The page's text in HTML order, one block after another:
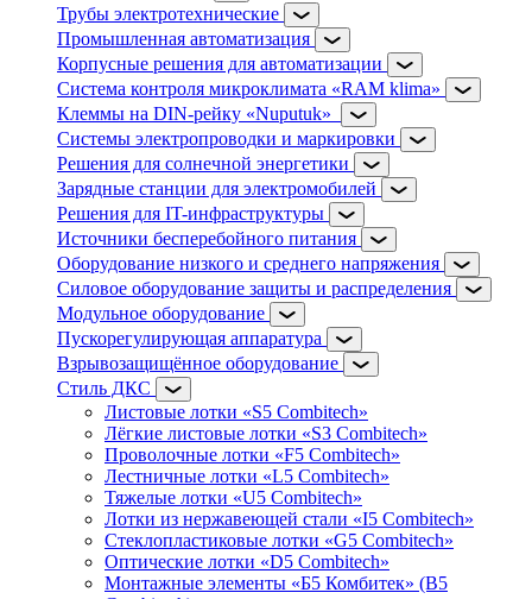
Трубы электротехнические
Промышленная автоматизация
Корпусные решения для автоматизации
Система контроля микроклимата «RAM klima»
Клеммы на DIN-рейку «Nuputuk»
Системы электропроводки и маркировки
Решения для солнечной энергетики
Зарядные станции для электромобилей
Решения для IT-инфраструктуры
Источники бесперебойного питания
Оборудование низкого и среднего напряжения
Силовое оборудование защиты и распределения
Модульное оборудование
Пускорегулирующая аппаратура
Взрывозащищённое оборудование
Стиль ДКС
Листовые лотки «S5 Combitech»
Лёгкие листовые лотки «S3 Combitech»
Проволочные лотки «F5 Combitech»
Лестничные лотки «L5 Combitech»
Тяжелые лотки «U5 Combitech»
Лотки из нержавеющей стали «I5 Combitech»
Стеклопластиковые лотки «G5 Combitech»
Оптические лотки «D5 Combitech»
Монтажные элементы «Б5 Комбитек» (B5